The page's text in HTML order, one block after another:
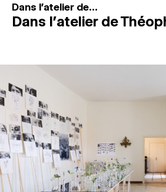
Dans l'atelier de...
Dans l’atelier de